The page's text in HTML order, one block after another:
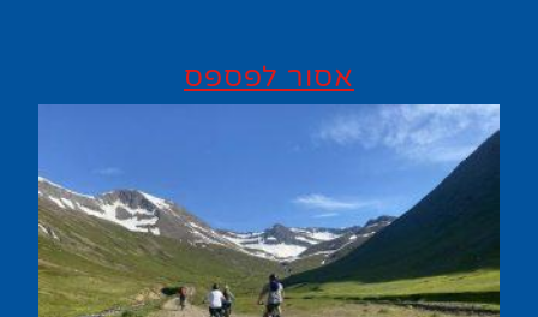
אסור לפספס